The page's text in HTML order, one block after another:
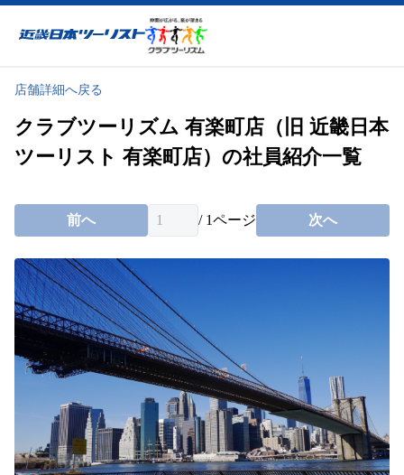
近畿日本ツーリスト
店舗詳細へ戻る
クラブツーリズム 有楽町店（旧 近畿日本
ツーリスト 有楽町店）の社員紹介一覧
前へ / 1ページ 次へ